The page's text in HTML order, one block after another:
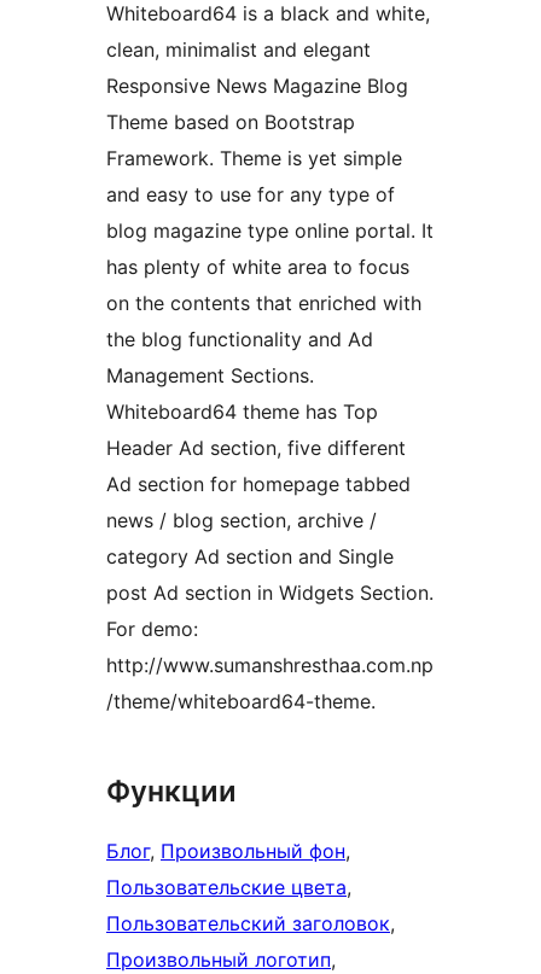
Whiteboard64 is a black and white,
clean, minimalist and elegant
Responsive News Magazine Blog
Theme based on Bootstrap
Framework. Theme is yet simple
and easy to use for any type of
blog magazine type online portal. It
has plenty of white area to focus
on the contents that enriched with
the blog functionality and Ad
Management Sections.
Whiteboard64 theme has Top
Header Ad section, five different
Ad section for homepage tabbed
news / blog section, archive /
category Ad section and Single
post Ad section in Widgets Section.
For demo:
http://www.sumanshresthaa.com.np
/theme/whiteboard64-theme.
Функции
Блог, Произвольный фон
Пользовательские цвета
Пользовательский заголовок
Произвольный логотип